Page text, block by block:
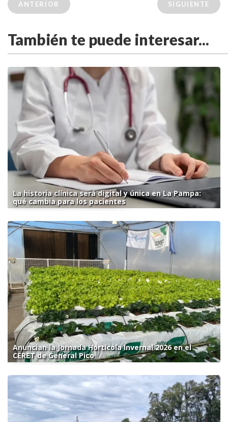
ANTERIOR SIGUIENTE
También te puede interesar...
La historia clínica será digital y única en La Pampa:
qué cambia para los pacientes
Anuncian la Jornada Hortícola Invernal 2026 en el
CERET de General Pico